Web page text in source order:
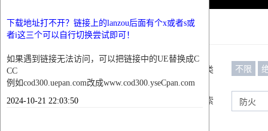
下载地址打不开？链接上的lanzou后面有个x或者s或
者i这三个可以自行切换尝试即可！
如果遇到链接无法访问，可以把链接中的UE替换成C
CC
例如cod300.uepan.com改成www.cod300.yseCpan.com
2024-10-21 22:03:50
条件筛选
栏目分类 不限
内容搜索